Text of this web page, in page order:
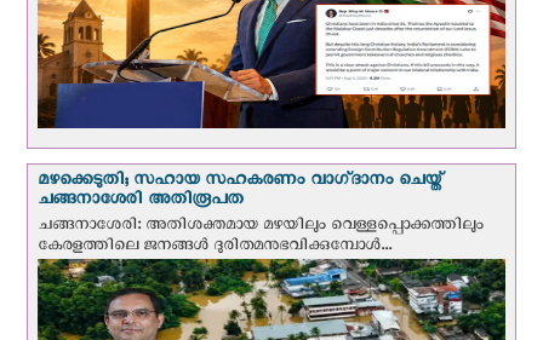
മഴക്കെടുതി; സഹായ സഹകരണം വാഗ്‌ദാനം ചെയ്ത്
ചങ്ങനാശേരി അതിരൂപത
ചങ്ങനാശേരി: അതിശക്തമായ മഴയിലും വെള്ളപ്പൊക്കത്തിലും
കേരളത്തിലെ ജനങ്ങൾ ദുരിതമനുഭവിക്കുമ്പോൾ...